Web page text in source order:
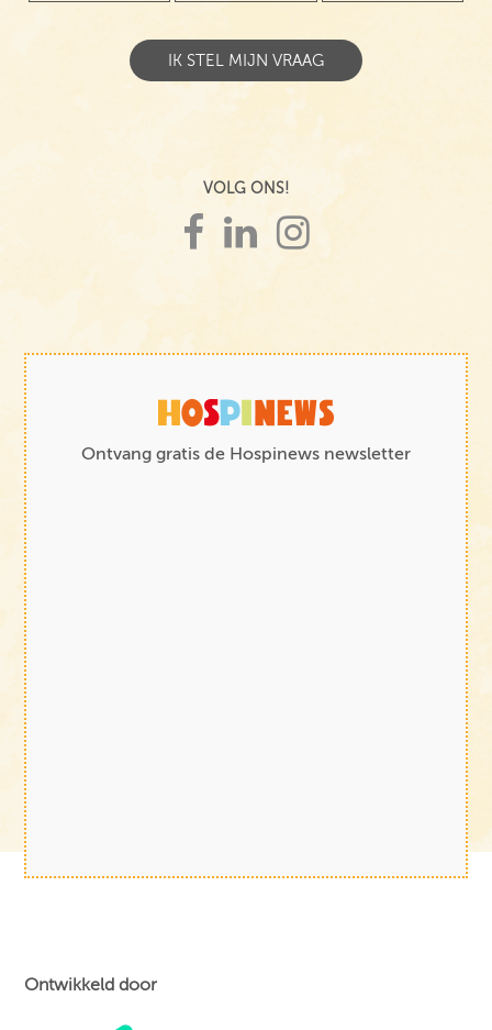
VOLG ONS!
Ontvang gratis de Hospinews newsletter
Ontwikkeld door